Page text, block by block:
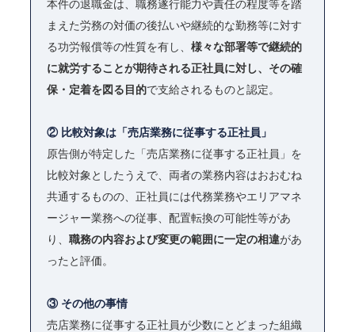
本件の退職金は、職務遂行能力や責任の程度等を踏
まえた労務の対価の後払いや継続的な勤務等に対す
る功労報償等の性質を有し、 様々な部署等で継続的
に就労することが期待される正社員に対し、その確
保・定着を図る目的で支給されるものと認定。
② 比較対象は「売店業務に従事する正社員」
原告側が特定した「売店業務に従事する正社員」を
比較対象としたうえで、両者の業務内容はおおむね
共通するものの、正社員には代務業務やエリアマネ
ージャー業務への従事、配置転換の可能性等があ
り、 職務の内容および変更の範囲に一定の相違があ
ったと評価。
③ その他の事情
売店業務に従事する正社員が少数にとどまった組織